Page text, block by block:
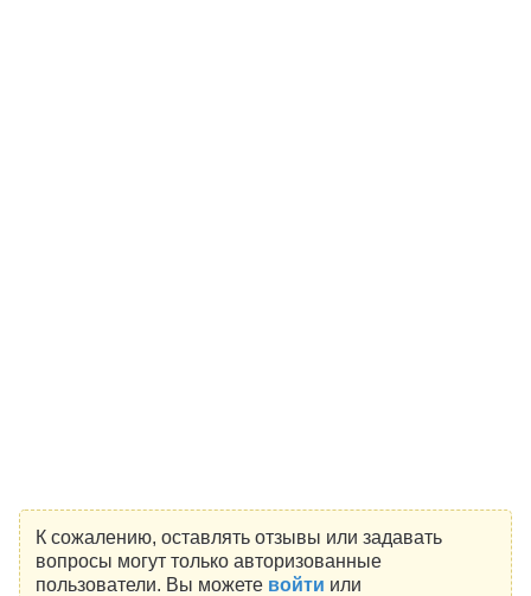
К сожалению, оставлять отзывы или задавать
вопросы могут только авторизованные
пользователи. Вы можете войти или